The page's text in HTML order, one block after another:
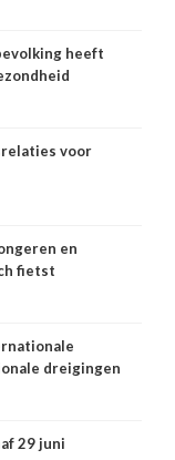
heeft
voor
en
fietst
dreigingen
29 juni